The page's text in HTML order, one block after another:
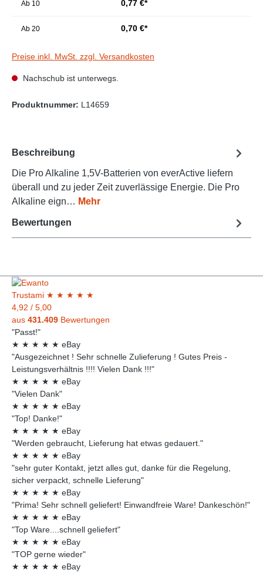
Ab 10 0,77 €*
Ab 20 0,70 €*
Preise inkl. MwSt. zzgl. Versandkosten
Nachschub ist unterwegs.
Produktnummer: L14659
Beschreibung
Die Pro Alkaline 1,5V-Batterien von everActive liefern
überall und zu jeder Zeit zuverlässige Energie. Die Pro
Alkaline eign… Mehr
Bewertungen
Trustami ★ ★ ★ ★ ★
4,92 / 5,00
aus 431.409 Bewertungen
"Passt!"
★ ★ ★ ★ ★ eBay
"Ausgezeichnet ! Sehr schnelle Zulieferung ! Gutes Preis -
Leistungsverhältnis !!!! Vielen Dank !!!"
★ ★ ★ ★ ★ eBay
"Vielen Dank"
★ ★ ★ ★ ★ eBay
"Top! Danke!"
★ ★ ★ ★ ★ eBay
"Werden gebraucht, Lieferung hat etwas gedauert."
★ ★ ★ ★ ★ eBay
"sehr guter Kontakt, jetzt alles gut, danke für die Regelung,
sicher verpackt, schnelle Lieferung"
★ ★ ★ ★ ★ eBay
"Prima! Sehr schnell geliefert! Einwandfreie Ware! Dankeschön!"
★ ★ ★ ★ ★ eBay
"Top Ware....schnell geliefert"
★ ★ ★ ★ ★ eBay
"TOP gerne wieder"
★ ★ ★ ★ ★ eBay